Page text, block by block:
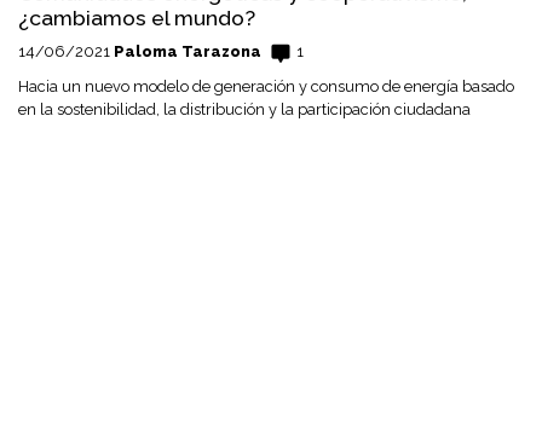
¿cambiamos el mundo?
14/06/2021 Paloma Tarazona
1
Hacia un nuevo modelo de generación y consumo de energía basado
en la sostenibilidad, la distribución y la participación ciudadana